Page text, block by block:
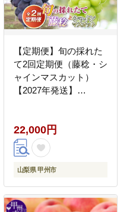
【定期便】旬の採れた
て2回定期便（藤稔・シ
ャインマスカット）
【2027年発送】
22,000円
山梨県 甲州市